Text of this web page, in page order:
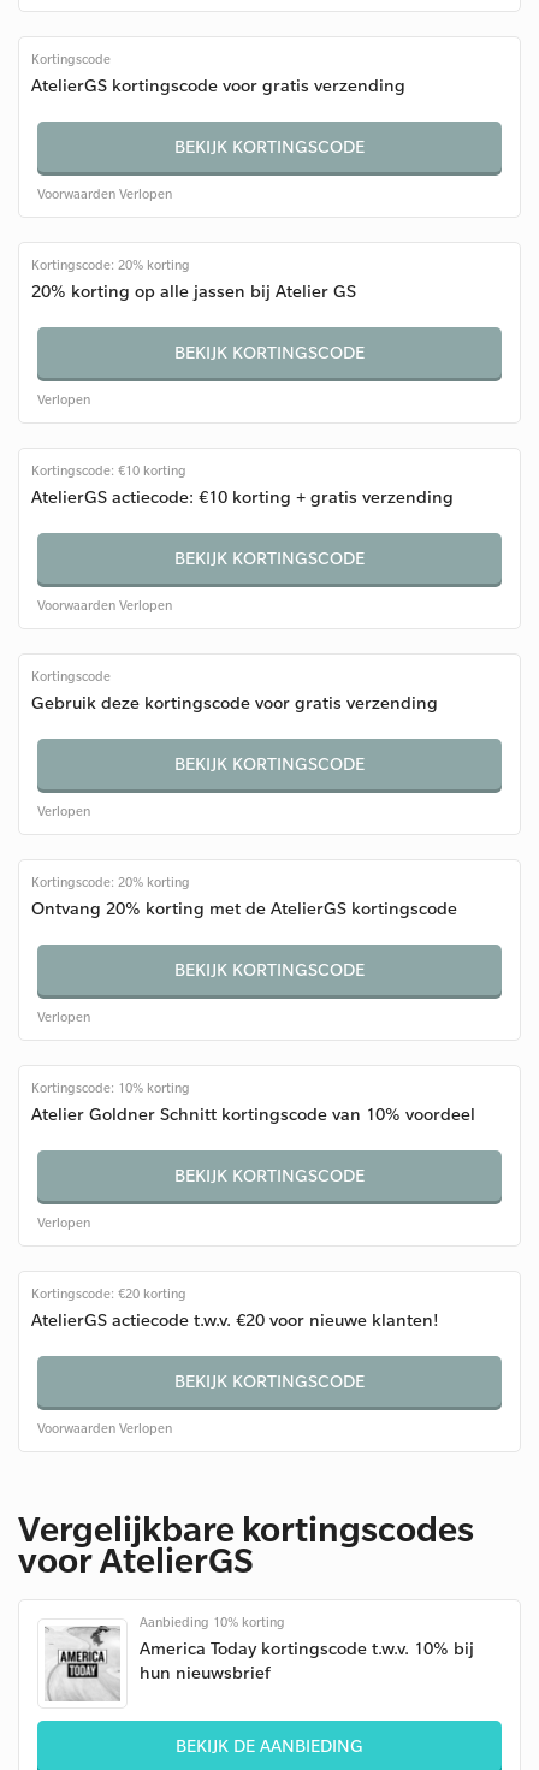
Kortingscode
AtelierGS kortingscode voor gratis verzending
BEKIJK KORTINGSCODE
Voorwaarden Verlopen
Kortingscode: 20% korting
20% korting op alle jassen bij Atelier GS
BEKIJK KORTINGSCODE
Verlopen
Kortingscode: €10 korting
AtelierGS actiecode: €10 korting + gratis verzending
BEKIJK KORTINGSCODE
Voorwaarden Verlopen
Kortingscode
Gebruik deze kortingscode voor gratis verzending
BEKIJK KORTINGSCODE
Verlopen
Kortingscode: 20% korting
Ontvang 20% korting met de AtelierGS kortingscode
BEKIJK KORTINGSCODE
Verlopen
Kortingscode: 10% korting
Atelier Goldner Schnitt kortingscode van 10% voordeel
BEKIJK KORTINGSCODE
Verlopen
Kortingscode: €20 korting
AtelierGS actiecode t.w.v. €20 voor nieuwe klanten!
BEKIJK KORTINGSCODE
Voorwaarden Verlopen
Vergelijkbare kortingscodes
voor AtelierGS
Aanbieding 10% korting
America Today kortingscode t.w.v. 10% bij
hun nieuwsbrief
BEKIJK DE AANBIEDING